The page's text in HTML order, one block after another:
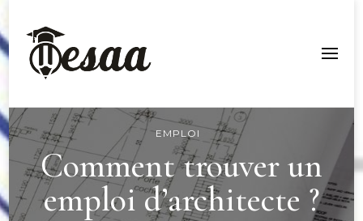
Esaa Aquitaine
EMPLOI
Comment trouver un
emploi d’architecte ?